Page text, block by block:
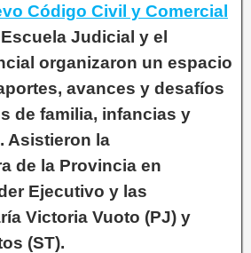
Código Civil y Comercial
Judicial y el
organizaron un espacio
avances y desafíos
de familia, infancias y
Asistieron la
de la Provincia en
Ejecutivo y las
Victoria Vuoto (PJ) y
(ST).